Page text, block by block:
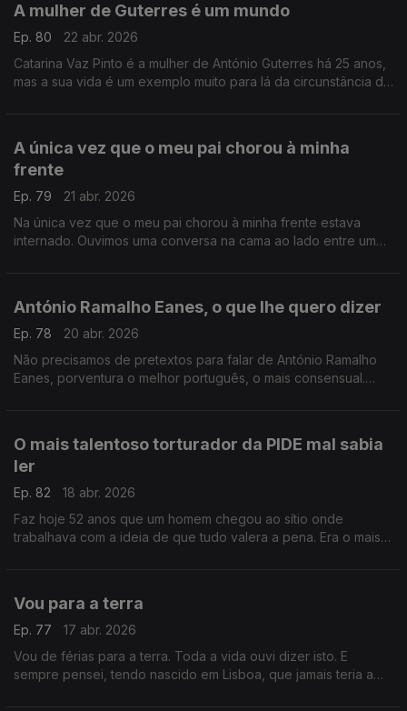
A mulher de Guterres é um mundo
Ep. 80
22 abr. 2026
Catarina Vaz Pinto é a mulher de António Guterres há 25 anos,
mas a sua vida é um exemplo muito para lá da circunstância de
A única vez que o meu pai chorou à minha
frente
Ep. 79
21 abr. 2026
Na única vez que o meu pai chorou à minha frente estava
internado. Ouvimos uma conversa na cama ao lado entre um
António Ramalho Eanes, o que lhe quero dizer
Ep. 78
20 abr. 2026
Não precisamos de pretextos para falar de António Ramalho
Eanes, porventura o melhor português, o mais consensual.
O mais talentoso torturador da PIDE mal sabia
ler
Ep. 82
18 abr. 2026
Faz hoje 52 anos que um homem chegou ao sítio onde
trabalhava com a ideia de que tudo valera a pena. Era o mais
Vou para a terra
Ep. 77
17 abr. 2026
Vou de férias para a terra. Toda a vida ouvi dizer isto. E
sempre pensei, tendo nascido em Lisboa, que jamais teria a